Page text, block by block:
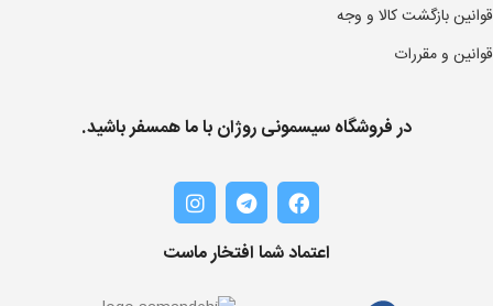
قوانین بازگشت کالا و وجه
قوانین و مقررات
در فروشگاه سیسمونی روژان با ما همسفر باشید.
اعتماد شما افتخار ماست